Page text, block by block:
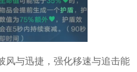
风与迅捷，强化移速与追击能